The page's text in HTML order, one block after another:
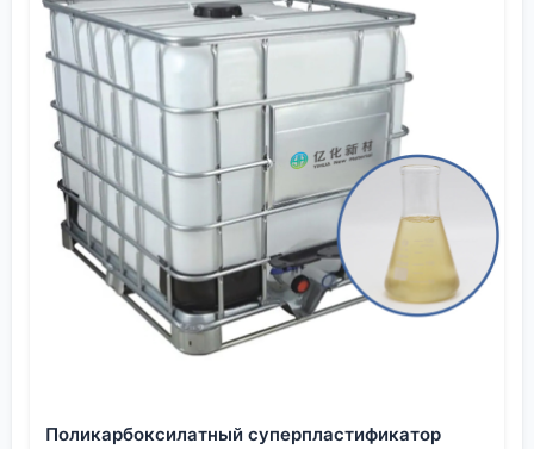
почти гарантированно выльется в проблемы на
более поздних, дорогостоящих стадиях
производства. Доверять стоит тем, кто сам
погружен в контекст твоей индустрии.
Поликарбоксилатный суперпластификатор